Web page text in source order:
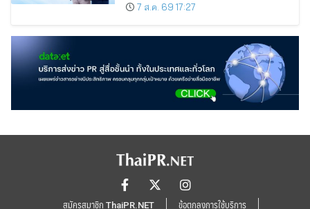
7 ส.ค. 69 17:27
สมัครสมาชิก ThaiPR.NET ข้อตกลงการใช้บริการ